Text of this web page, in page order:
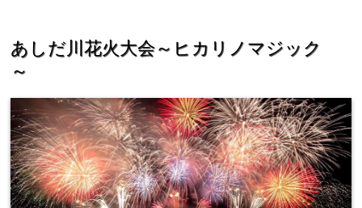
あしだ川花火大会～ヒカリノマジック
～